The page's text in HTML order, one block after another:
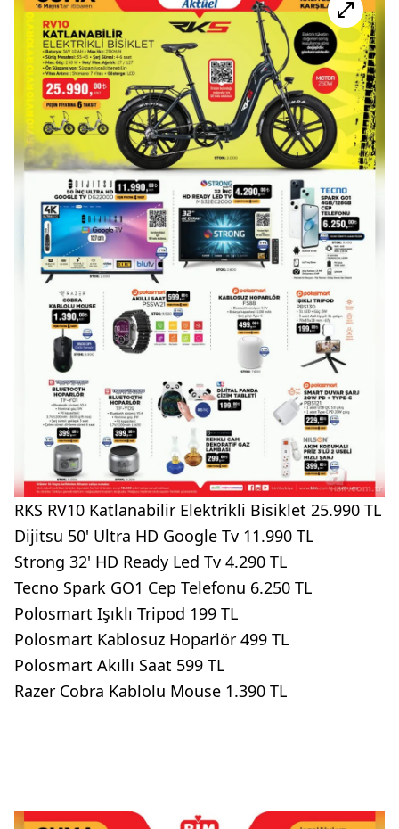
RKS RV10 Katlanabilir Elektrikli Bisiklet 25.990 TL
Dijitsu 50' Ultra HD Google Tv 11.990 TL
Strong 32' HD Ready Led Tv 4.290 TL
Tecno Spark GO1 Cep Telefonu 6.250 TL
Polosmart Işıklı Tripod 199 TL
Polosmart Kablosuz Hoparlör 499 TL
Polosmart Akıllı Saat 599 TL
Razer Cobra Kablolu Mouse 1.390 TL